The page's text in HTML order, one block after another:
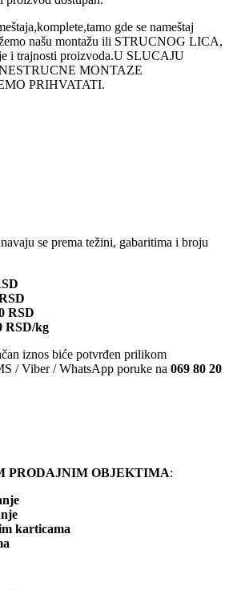
gde se nameštaj
našu montažu ili STRUCNOG LICA,
i trajnosti proizvoda.U SLUCAJU
MONTAZE
PRIHVATATI.
se prema težini, gabaritima i broju
RSD
RSD/kg
iznos biće potvrđen prilikom
/ Viber / WhatsApp poruke na 069 80 20
PRODAJNIM OBJEKTIMA:
karticama